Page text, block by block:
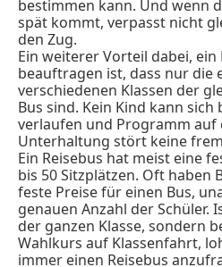
bestimmen kann. Und wenn
spät kommt, verpasst nicht
den Zug.
Ein weiterer Vorteil dabei,
beauftragen ist, dass nur die
verschiedenen Klassen der
Bus sind. Kein Kind kann sich
verlaufen und Programm
Unterhaltung stört keine
Ein Reisebus hat meist eine
bis 50 Sitzplätzen. Oft haben
feste Preise für einen Bus,
genauen Anzahl der Schüler.
der ganzen Klasse, sondern
Wahlkurs auf Klassenfahrt,
immer einen Reisebus